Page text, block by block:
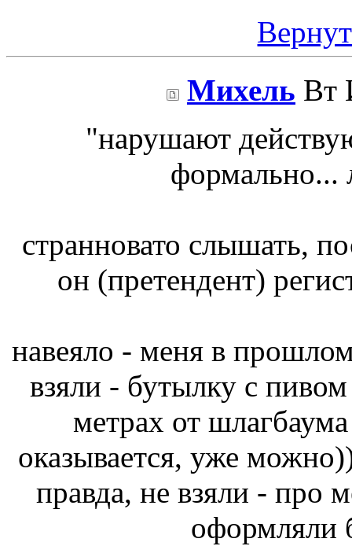
Михель Вт
"нарушают
странновато слышать,
он (претендент)
навеяло - меня в
взяли - бутылку с
метрах от
оказывается, уже
правда, не взяли - про
оформляли